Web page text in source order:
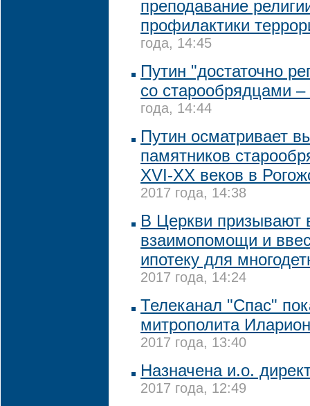
преподавание
профилактики
года, 14:45
Путин "достаточно
со старообрядцами –
года, 14:44
Путин осматривает
памятников
XVI-XX веков в
2017 года, 14:38
В Церкви призывают
взаимопомощи и
ипотеку для
2017 года, 14:24
Телеканал "Спас"
митрополита
2017 года, 13:40
Назначена и.о.
2017 года, 12:49